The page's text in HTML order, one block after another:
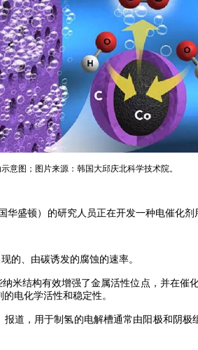
意图；图片来源：韩国大邱庆北科学技术院。
盛顿）的研究人员正在开发一种电催化
的、由碳诱发的腐蚀的速率。
结构有效增强了金属活性位点，并在催
电化学活性和稳定性。
道，用于制氢的电解槽通常由阳极和阴